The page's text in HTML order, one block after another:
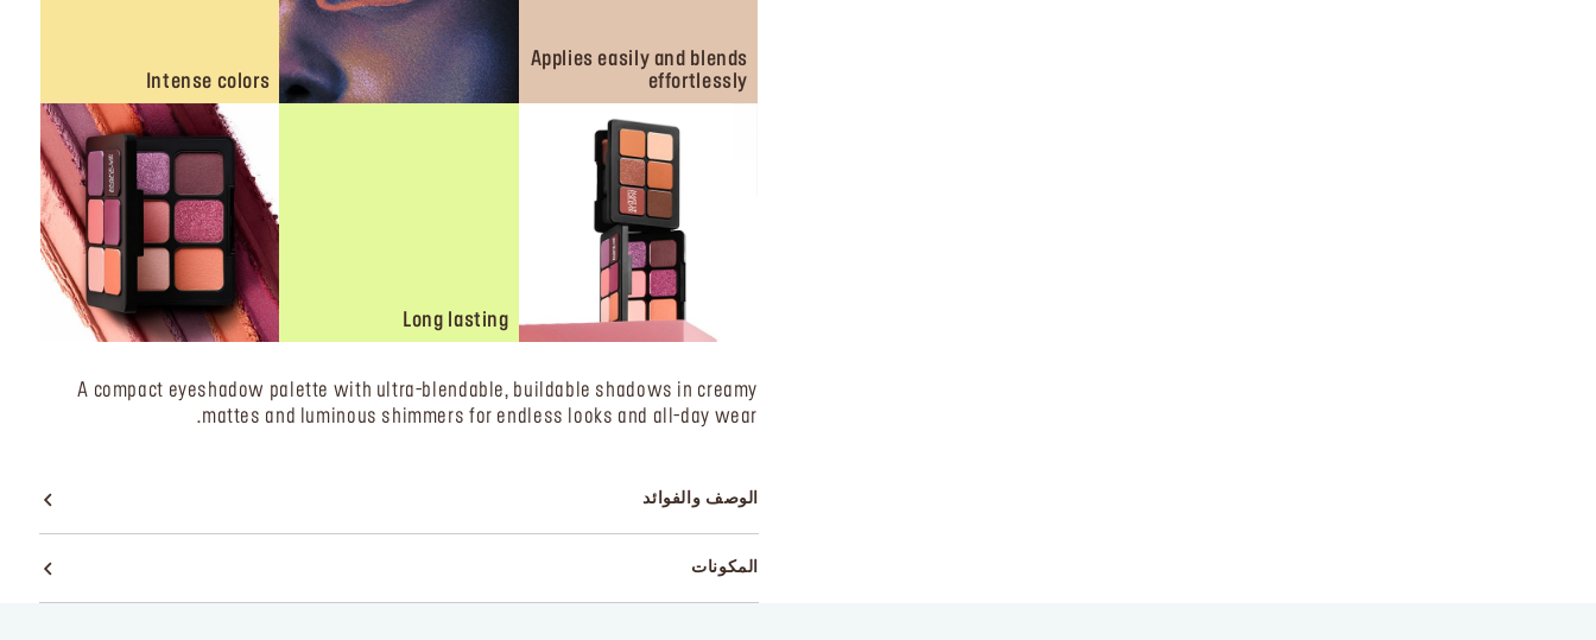
Applies easily and blends
effortlessly
Intense colors
Long lasting
A compact eyeshadow palette with ultra-blendable, buildable shadows in creamy
mattes and luminous shimmers for endless looks and all-day wear.
الوصف والفوائد
المكونات